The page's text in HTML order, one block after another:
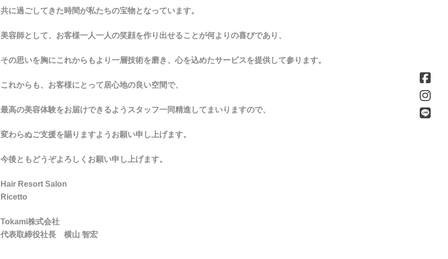
共に過ごしてきた時間が私たちの宝物となっています。
美容師として、お客様一人一人の笑顔を作り出せることが何よりの喜びであり、
その思いを胸にこれからもより一層技術を磨き、心を込めたサービスを提供して参ります。
これからも、お客様にとって居心地の良い空間で、
最高の美容体験をお届けできるようスタッフ一同精進してまいりますので、
変わらぬご支援を賜りますようお願い申し上げます。
今後ともどうぞよろしくお願い申し上げます。
Hair Resort Salon
Ricetto
Tokami株式会社
代表取締役社長 横山 智宏